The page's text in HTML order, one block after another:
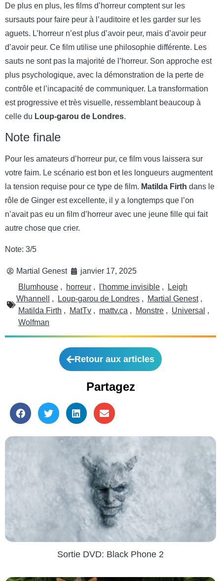
De plus en plus, les films d’horreur comptent sur les
sursauts pour faire peur à l’auditoire et les garder sur les
aguets. L’horreur n’est plus d’avoir peur, mais d’avoir peur
d’avoir peur. Ce film utilise une philosophie différente. Les
sauts ne sont pas la majorité de l’horreur. Son approche est
plus psychologique, avec la démonstration de la perte de
contrôle et l’incapacité de communiquer. La transformation
est progressive et très visuelle, ressemblant beaucoup à
celle du Loup-garou de Londres.
Note finale
Pour les amateurs d’horreur pur, ce film vous laissera sur
votre faim. Le scénario est bon et les longueurs augmentent
la tension requise pour ce type de film. Matilda Firth dans le
rôle de Ginger est excellente, il y a longtemps que l’on
n’avait pas eu un film d’horreur avec une jeune fille qui fait
autre chose que crier.
Note: 3/5
Martial Genest
janvier 17, 2025
Blumhouse , horreur , l'homme invisible ,
Leigh
Whannell
, Loup-garou de Londres , Martial Genest ,
Matilda Firth , MatTv , mattv.ca , Monstre , Universal ,
Wolfman
Retour aux articles
Partagez
Sortie DVD: Black Phone 2